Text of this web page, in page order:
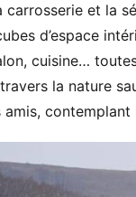
et la
d’espace
cuisine…
la nature